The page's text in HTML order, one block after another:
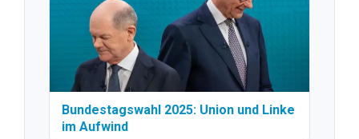
Bundestagswahl 2025: Union und Linke
im Aufwind